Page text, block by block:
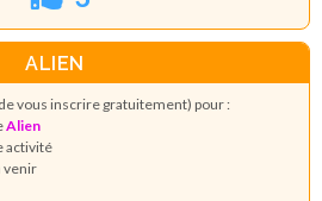
ALIEN
vous inscrire gratuitement) pour :
Alien
activité
venir